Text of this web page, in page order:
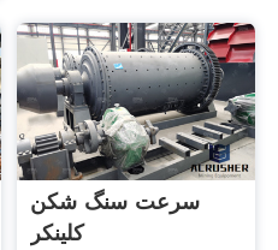
سرعت سنگ شکن
کلینکر